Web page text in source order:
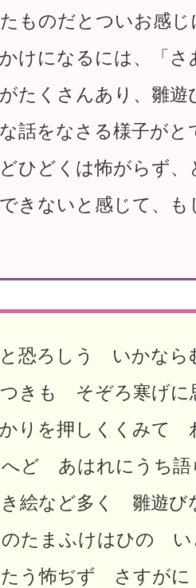
ものだとついお感
けになるには、「
たくさんあり、雛
話をなさる様子が
ひどくは怖がらず
きないと感じて、
恐ろしう いかなら
つきも そぞろ寒げ
りを押しくくみて
へど あはれにうち
絵など多く 雛遊
たまふけはひの
う怖ぢず さすがに